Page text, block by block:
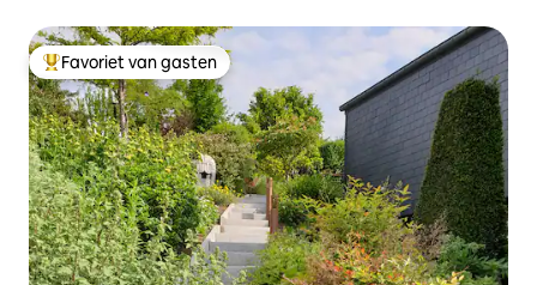
Topfavoriet van gasten
Favoriet van gasten